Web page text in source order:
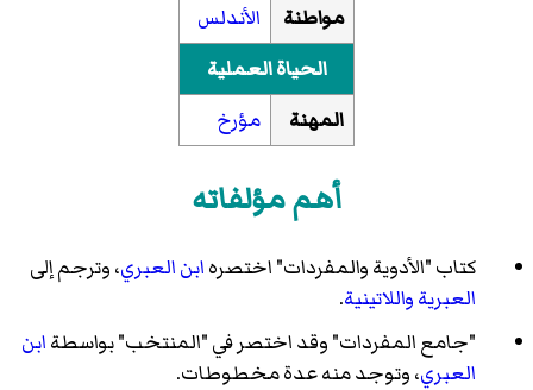
مواطنة
الأندلس
الحياة العملية
المهنة
مؤرخ
أهم مؤلفاته
كتاب "الأدوية والمفردات" اختصرهابن العبري، وترجم إلى
العبريةواللاتينية.
"جامع المفردات" وقد اختصر في "المنتخب" بواسطةابن
العبري، وتوجد منه عدة مخطوطات.